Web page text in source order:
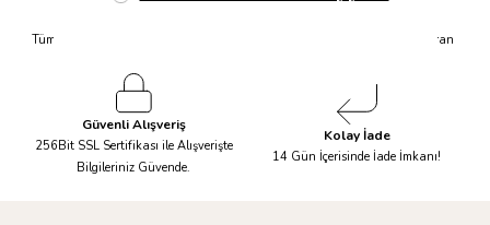
Tüm Siparişleriniz Aynı Gün 14.00'a
Tüm Ürünlerde 6 Aya Kadar Varan
Güvenli Alışveriş
256Bit SSL Sertifikası ile Alışverişte
Bilgileriniz Güvende.
Kolay İade
14 Gün İçerisinde İade İmkanı!